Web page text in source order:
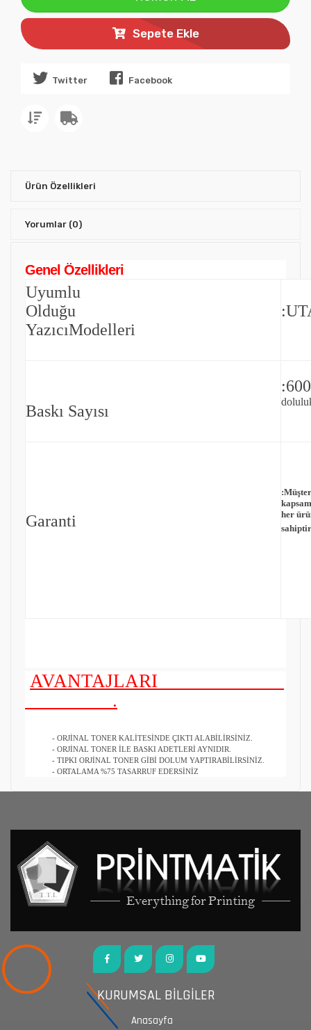
Sepete Ekle
Twitter Facebook
Ürün Özellikleri
Yorumlar (0)
Genel Özellikleri
Uyumlu
Olduğu
YazıcıModelleri
Baskı Sayısı
Garanti
:
her
AVANTAJLARI
.
- ORJİNAL TONER KALİTESİNDE ÇIKTI ALABİLİRSİNİZ.
- ORJİNAL TONER İLE BASKI ADETLERİ AYNIDIR.
- TIPKI ORJİNAL TONER GİBİ DOLUM YAPTIRABİLİRSİNİZ.
- ORTALAMA %75 TASARRUF EDERSİNİZ
KURUMSAL BİLGİLER
Anasayfa